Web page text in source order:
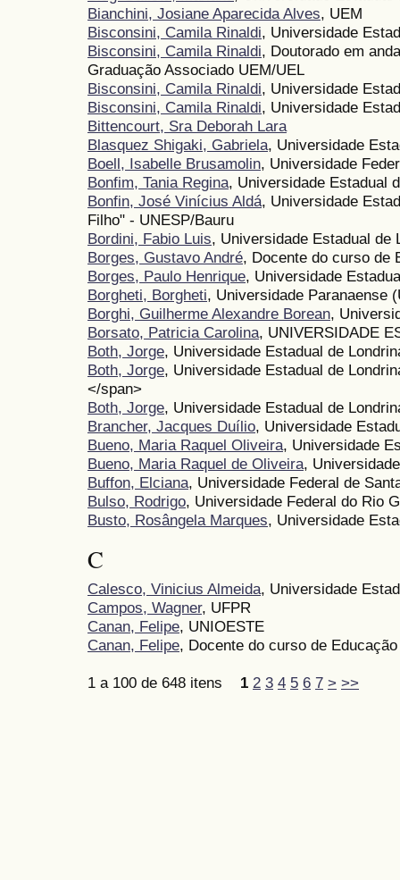
Bianchini, Josiane Aparecida Alves, UEM
Bisconsini, Camila Rinaldi, Universidade
Bisconsini, Camila Rinaldi, Doutorado em
Graduação Associado UEM/UEL
Bisconsini, Camila Rinaldi, Universidade
Bisconsini, Camila Rinaldi, Universidade
Bittencourt, Sra Deborah Lara
Blasquez Shigaki, Gabriela, Universidade
Boell, Isabelle Brusamolin, Universidade
Bonfim, Tania Regina, Universidade Estadual
Bonfin, José Vinícius Aldá, Universidade
Filho" - UNESP/Bauru
Bordini, Fabio Luis, Universidade Estadual de
Borges, Gustavo André, Docente do curso de
Borges, Paulo Henrique, Universidade
Borgheti, Borgheti, Universidade Paranaense
Borghi, Guilherme Alexandre Borean,
Borsato, Patricia Carolina, UNIVERSIDADE
Both, Jorge, Universidade Estadual de
Both, Jorge, Universidade Estadual de
</span>
Both, Jorge, Universidade Estadual de
Brancher, Jacques Duílio, Universidade
Bueno, Maria Raquel Oliveira, Universidade
Bueno, Maria Raquel de Oliveira,
Buffon, Elciana, Universidade Federal de
Bulso, Rodrigo, Universidade Federal do Rio
Busto, Rosângela Marques, Universidade
C
Calesco, Vinicius Almeida, Universidade
Campos, Wagner, UFPR
Canan, Felipe, UNIOESTE
Canan, Felipe, Docente do curso de
1 a 100 de 648 itens 1 2 3 4 5 6 7 > >>